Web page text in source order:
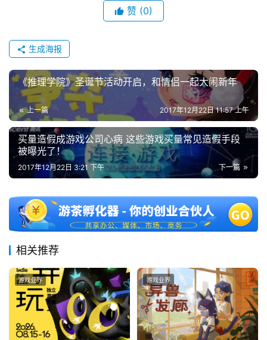
会
上
海
站
中
文
(
中
赞 (0)
生成海报
《推理学院》圣诞节活动开启，和情侣一起大闹新年
上一篇 2017年12月22日 11:57 上午
买量造假成游戏公司心病 这些游戏买量常见造假手段
被曝光了！
下一篇
2017年12月22日 3:21 下午
相关推荐
游戏业界 游戏业界